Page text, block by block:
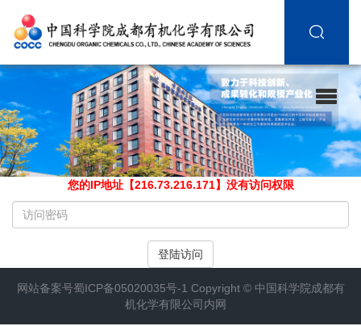
您的IP地址【216.73.216.171】没有访问权限
输
入
访
密
码
登陆访问
网站备案号蜀ICP备05020035号-1 Copyright © 中国科学院成都有
机化学有限公司内网